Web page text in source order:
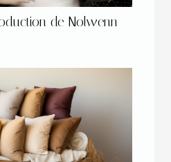
de Nolwenn